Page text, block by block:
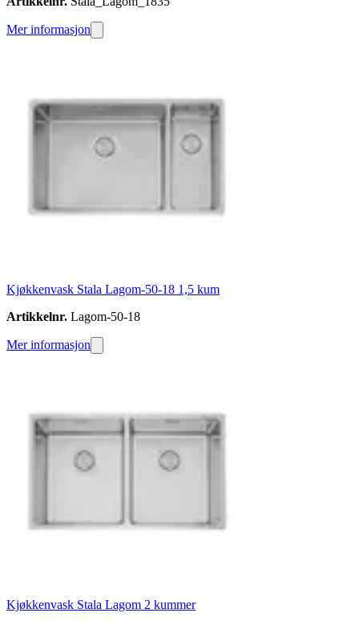
Mer informasjon
Kjøkkenvask Stala Lagom-50-18 1,5 kum
Artikkelnr. Lagom-50-18
Mer informasjon
Kjøkkenvask Stala Lagom 2 kummer